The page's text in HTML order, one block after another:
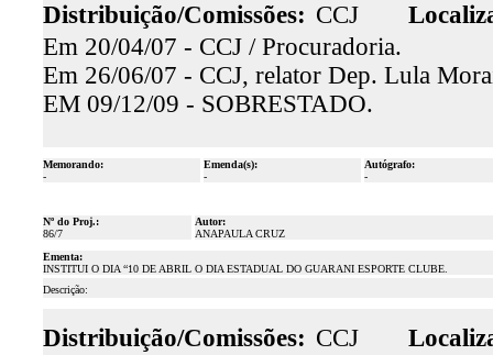
Distribuição/Comissões: CCJ
Em 20/04/07 - CCJ / Procuradoria.
Em 26/06/07 - CCJ, relator Dep. Lula
EM 09/12/09 - SOBRESTADO.
Memorando:
-
Emenda(s):
-
Autógrafo:
-
Nº do Proj.:
86/7
Autor:
ANAPAULA CRUZ
Ementa:
INSTITUI O DIA “10 DE ABRIL O DIA ESTADUAL DO GUARANI ESPORTE CLUBE.
Descrição:
Distribuição/Comissões: CCJ